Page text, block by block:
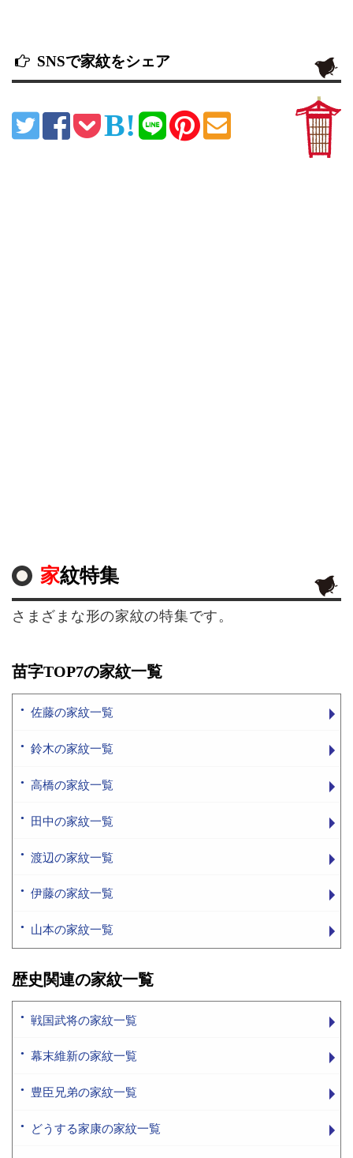
SNSで家紋をシェア
家紋特集
さまざまな形の家紋の特集です。
苗字TOP7の家紋一覧
佐藤の家紋一覧
鈴木の家紋一覧
高橋の家紋一覧
田中の家紋一覧
渡辺の家紋一覧
伊藤の家紋一覧
山本の家紋一覧
歴史関連の家紋一覧
戦国武将の家紋一覧
幕末維新の家紋一覧
豊臣兄弟の家紋一覧
どうする家康の家紋一覧